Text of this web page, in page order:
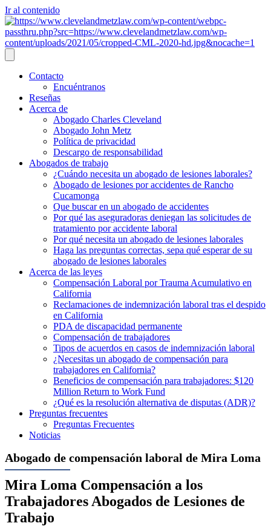
Ir al contenido
Contacto
Encuéntranos
Reseñas
Acerca de
Abogado Charles Cleveland
Abogado John Metz
Política de privacidad
Descargo de responsabilidad
Abogados de trabajo
¿Cuándo necesita un abogado de lesiones laborales?
Abogado de lesiones por accidentes de Rancho
Cucamonga
Que buscar en un abogado de accidentes
Por qué las aseguradoras deniegan las solicitudes de
tratamiento por accidente laboral
Por qué necesita un abogado de lesiones laborales
Haga las preguntas correctas, sepa qué esperar de su
abogado de lesiones laborales
Acerca de las leyes
Compensación Laboral por Trauma Acumulativo en
California
Reclamaciones de indemnización laboral tras el despido
en California
PDA de discapacidad permanente
Compensación de trabajadores
Tipos de acuerdos en casos de indemnización laboral
¿Necesitas un abogado de compensación para
trabajadores en California?
Beneficios de compensación para trabajadores: $120
Million Return to Work Fund
¿Qué es la resolución alternativa de disputas (ADR)?
Preguntas frecuentes
Preguntas Frecuentes
Noticias
Abogado de compensación laboral de Mira Loma
Mira Loma Compensación a los
Trabajadores Abogados de Lesiones de
Trabajo